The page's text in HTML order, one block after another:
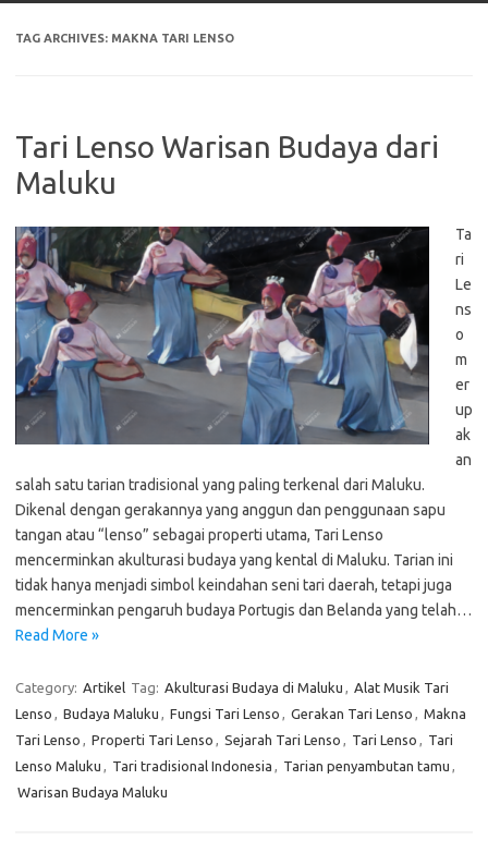
TAG ARCHIVES: MAKNA TARI LENSO
Tari Lenso Warisan Budaya dari
Maluku
Ta
ri
Le
ns
o
m
er
up
ak
an
salah satu tarian tradisional yang paling terkenal dari Maluku.
Dikenal dengan gerakannya yang anggun dan penggunaan sapu
tangan atau “lenso” sebagai properti utama, Tari Lenso
mencerminkan akulturasi budaya yang kental di Maluku. Tarian ini
tidak hanya menjadi simbol keindahan seni tari daerah, tetapi juga
mencerminkan pengaruh budaya Portugis dan Belanda yang telah…
Read More »
Category: Artikel Tag: Akulturasi Budaya di Maluku , Alat Musik Tari
Lenso , Budaya Maluku , Fungsi Tari Lenso , Gerakan Tari Lenso , Makna
Tari Lenso , Properti Tari Lenso , Sejarah Tari Lenso , Tari Lenso , Tari
Lenso Maluku , Tari tradisional Indonesia , Tarian penyambutan tamu ,
Warisan Budaya Maluku